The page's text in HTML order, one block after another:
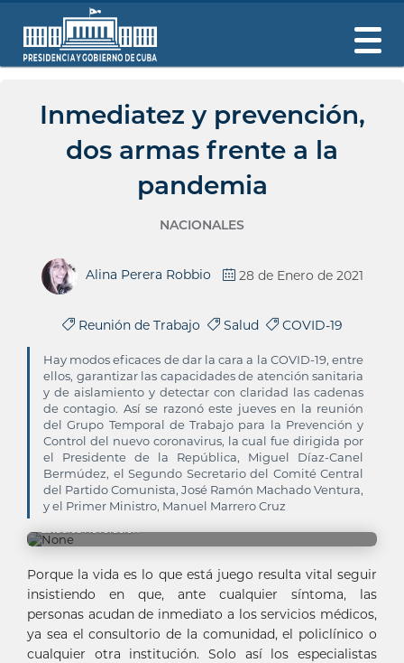
Inmediatez y prevención,
dos armas frente a la
pandemia
NACIONALES
Alina Perera Robbio 28 de Enero de 2021
Reunión de Trabajo Salud COVID-19
Hay modos eficaces de dar la cara a la COVID-19, entre
ellos, garantizar las capacidades de atención sanitaria
y de aislamiento y detectar con claridad las cadenas
de contagio. Así se razonó este jueves en la reunión
del Grupo Temporal de Trabajo para la Prevención y
Control del nuevo coronavirus, la cual fue dirigida por
el Presidente de la República, Miguel Díaz-Canel
Bermúdez, el Segundo Secretario del Comité Central
del Partido Comunista, José Ramón Machado Ventura,
y el Primer Ministro, Manuel Marrero Cruz
Estudios Revolución
Porque la vida es lo que está juego resulta vital seguir
insistiendo en que, ante cualquier síntoma, las
personas acudan de inmediato a los servicios médicos,
ya sea el consultorio de la comunidad, el policlínico o
cualquier otra institución. Solo así los especialistas